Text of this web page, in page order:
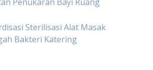
Sterilisasi Alat Masak
Bakteri Katering